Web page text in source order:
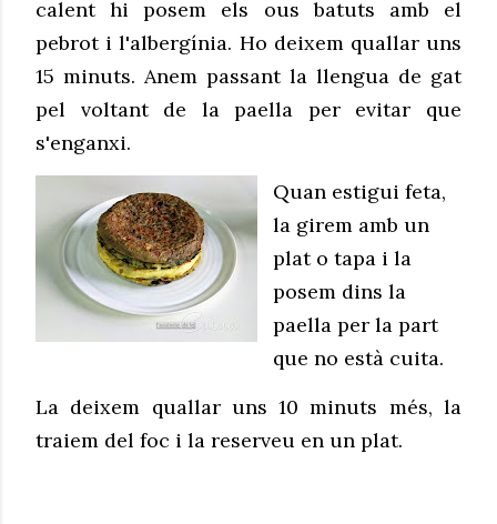
calent hi posem els ous batuts amb el
pebrot i l'albergínia. Ho deixem quallar uns
15 minuts. Anem passant la llengua de gat
pel voltant de la paella per evitar que
s'enganxi.
Quan estigui feta,
la girem amb un
plat o tapa i la
posem dins la
paella per la part
que no està cuita.
La deixem quallar uns 10 minuts més, la
traiem del foc i la reserveu en un plat.